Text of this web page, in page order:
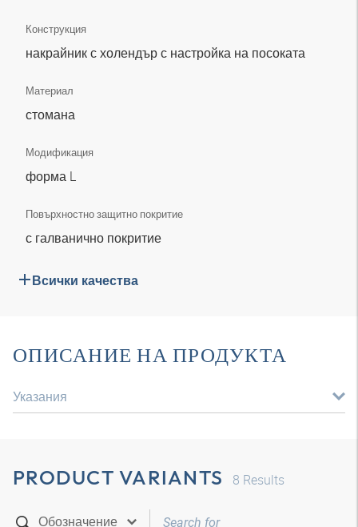
Конструкция
накрайник с холендър с настройка на посоката
Материал
стомана
Модификация
форма L
Повърхностно защитно покритие
с галванично покритие
Всички качества
ОПИСАНИЕ НА ПРОДУКТА
Указания
PRODUCT VARIANTS 8 Results